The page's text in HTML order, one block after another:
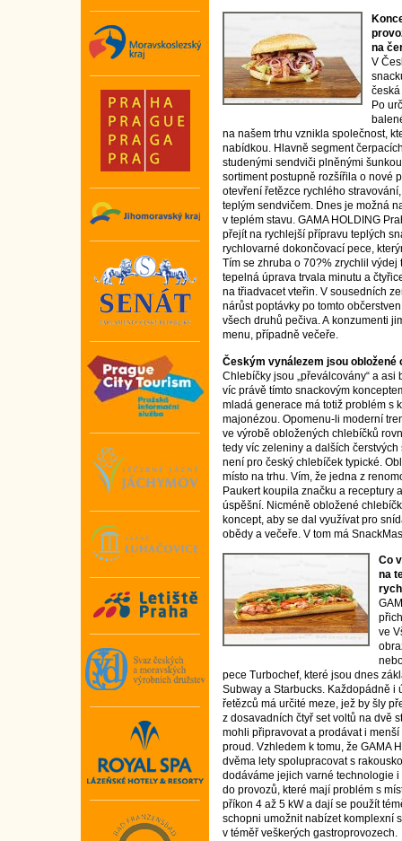
na
V
Po
na našem trhu vznikla společnost,
nabídkou. Hlavně segment
studenými sendviči plněnými
sortiment postupně rozšířila o nové
otevření řetězce rychlého
teplým sendvičem. Dnes je možná
v teplém stavu. GAMA HOLDING
přejít na rychlejší přípravu teplých
rychlovarné dokončovací pece,
Tím se zhruba o 70?% zrychlil
tepelná úprava trvala minutu a
na třiadvacet vteřin. V sousedních
nárůst poptávky po tomto
všech druhů pečiva. A konzumenti
menu, případně večeře.
Českým vynálezem jsou obložené
Chlebíčky jsou „převálcovány“ a asi
víc právě tímto snackovým
mladá generace má totiž problém s
majonézou. Opomenu-li moderní
ve výrobě obložených chlebíčků
tedy víc zeleniny a dalších čerstvých
není pro český chlebíček typické.
místo na trhu. Vím, že jedna z
Paukert koupila značku a receptury
úspěšní. Nicméně obložené
koncept, aby se dal využívat pro
obědy a večeře. V tom má
Co
na
ve
pece Turbochef, které jsou dnes
Subway a Starbucks. Každopádně i
řetězců má určité meze, jež by šly
z dosavadních čtyř set voltů na dvě
mohli připravovat a prodávat i
proud. Vzhledem k tomu, že GAMA
dvěma lety spolupracovat s
dodáváme jejich varné technologie
do provozů, které mají problém s
příkon 4 až 5 kW a dají se použít
schopni umožnit nabízet komplexní
v téměř veškerých gastroprovozech.